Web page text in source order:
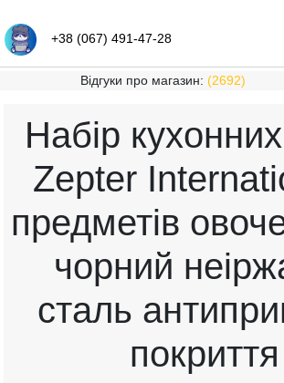
+38 (067) 491-47-28
Відгуки про магазин: (2692)
Набір
Zepter
предметів
чорний
сталь
покриття